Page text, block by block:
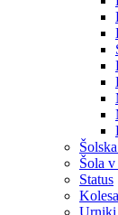
Šola
Status
Urniki